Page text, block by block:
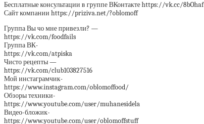
Бесплатные консультации в группе ВКонтакте https://vk.cc/8bOhaf
Сайт компании https://priziva.net/?oblomoff
Группа Вы чо мне привезли? —
https://vk.com/foodfails
Группа ВК-
https://vk.com/atpiska
Чисто рецепты —
https://vk.com/club103827516
Мой инстаграмчик-
https://www.instagram.com/oblomoffood/
Обзоры техники-
https://www.youtube.com/user/muhanesidela
Видео-бложик-
https://www.youtube.com/user/oblomoffstuff